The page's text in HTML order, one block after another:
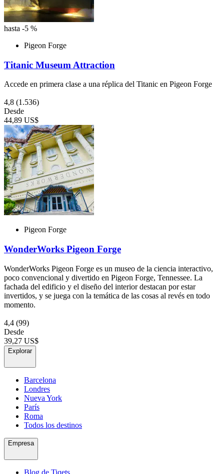
hasta -5 %
Pigeon Forge
Titanic Museum Attraction
Accede en primera clase a una réplica del Titanic en Pigeon Forge
4,8 (1.536)
Desde
44,89 US$
Pigeon Forge
WonderWorks Pigeon Forge
WonderWorks Pigeon Forge es un museo de la ciencia interactivo,
poco convencional y divertido en Pigeon Forge, Tennessee. La
fachada del edificio y el diseño del interior destacan por estar
invertidos, y se juega con la temática de las cosas al revés en todo
momento.
4,4 (99)
Desde
39,27 US$
Explorar
Barcelona
Londres
Nueva York
París
Roma
Todos los destinos
Empresa
Blog de Tiqets